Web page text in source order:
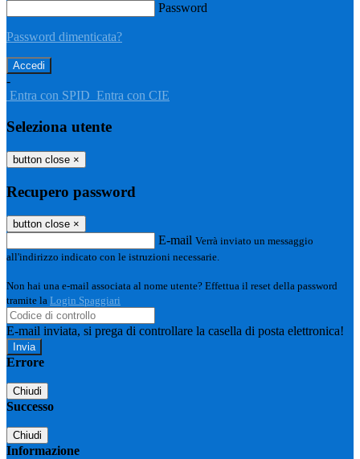
Password
Password dimenticata?
-
Entra con SPID Entra con CIE
Seleziona utente
button close ×
Recupero password
button close ×
E-mail Verrà inviato un messaggio
all'indirizzo indicato con le istruzioni necessarie.
Non hai una e-mail associata al nome utente? Effettua il reset della password
tramite la Login Spaggiari
E-mail inviata, si prega di controllare la casella di posta elettronica!
Errore
Chiudi
Successo
Chiudi
Informazione